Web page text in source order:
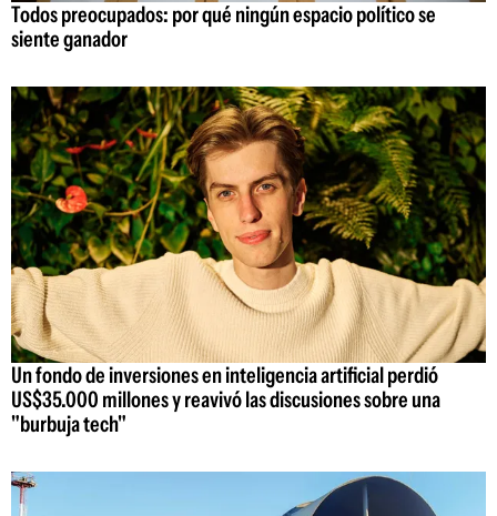
Todos preocupados: por qué ningún espacio político se
siente ganador
Un fondo de inversiones en inteligencia artificial perdió
US$35.000 millones y reavivó las discusiones sobre una
"burbuja tech"